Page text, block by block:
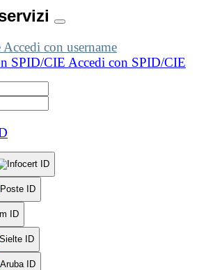
Accedi con username
SPID/CIE Accedi con SPID/CIE